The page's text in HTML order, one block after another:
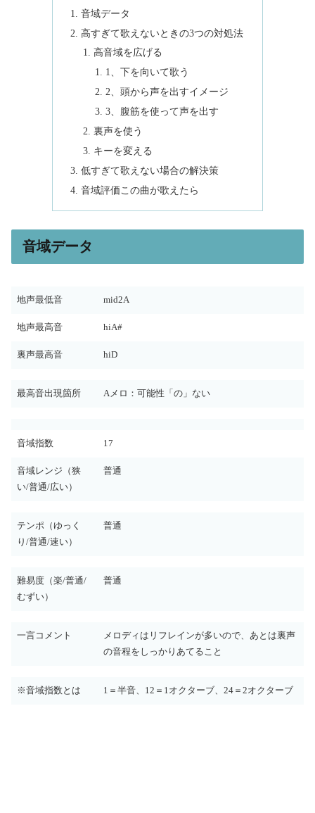
音域データ
高すぎて歌えないときの3つの対処法
高音域を広げる
1、下を向いて歌う
2、頭から声を出すイメージ
3、腹筋を使って声を出す
裏声を使う
キーを変える
低すぎて歌えない場合の解決策
音域評価この曲が歌えたら
音域データ
地声最低音 mid2A
地声最高音 hiA#
裏声最高音 hiD
最高音出現箇所 Aメロ：可能性「の」ない
音域指数 17
音域レンジ（狭
い/普通/広い）
普通
テンポ（ゆっく
り/普通/速い）
普通
難易度（楽/普通/
むずい）
普通
一言コメント
メロディはリフレインが多いので、あとは裏声
の音程をしっかりあてること
※音域指数とは 1＝半音、12＝1オクターブ、24＝2オクターブ